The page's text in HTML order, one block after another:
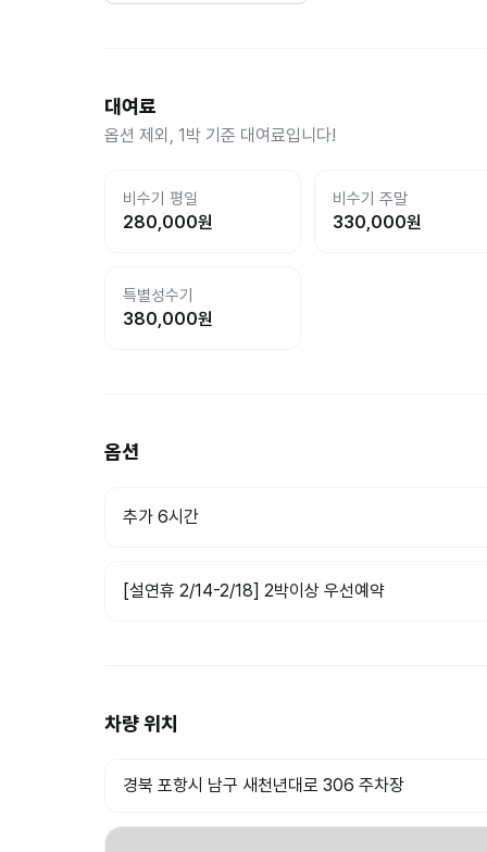
대여료
옵션 제외, 1박 기준 대여료입니다!
비수기 평일
280,000원
비수기 주말
330,000원
특별성수기
380,000원
옵션
추가 6시간
[설연휴 2/14-2/18] 2박이상 우선예약
차량 위치
경북 포항시 남구 새천년대로 306 주차장